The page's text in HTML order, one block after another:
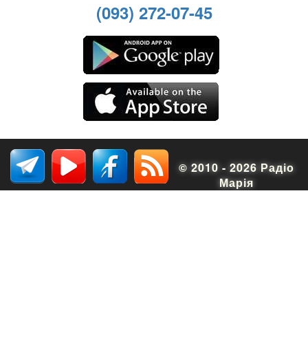
(093) 272-07-45
© 2010 - 2026 Радіо
Марія